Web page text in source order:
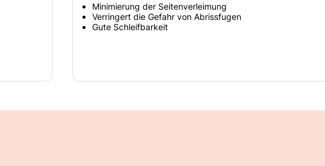
Minimierung der Seitenverleimung
Verringert die Gefahr von Abrissfugen
Gute Schleifbarkeit